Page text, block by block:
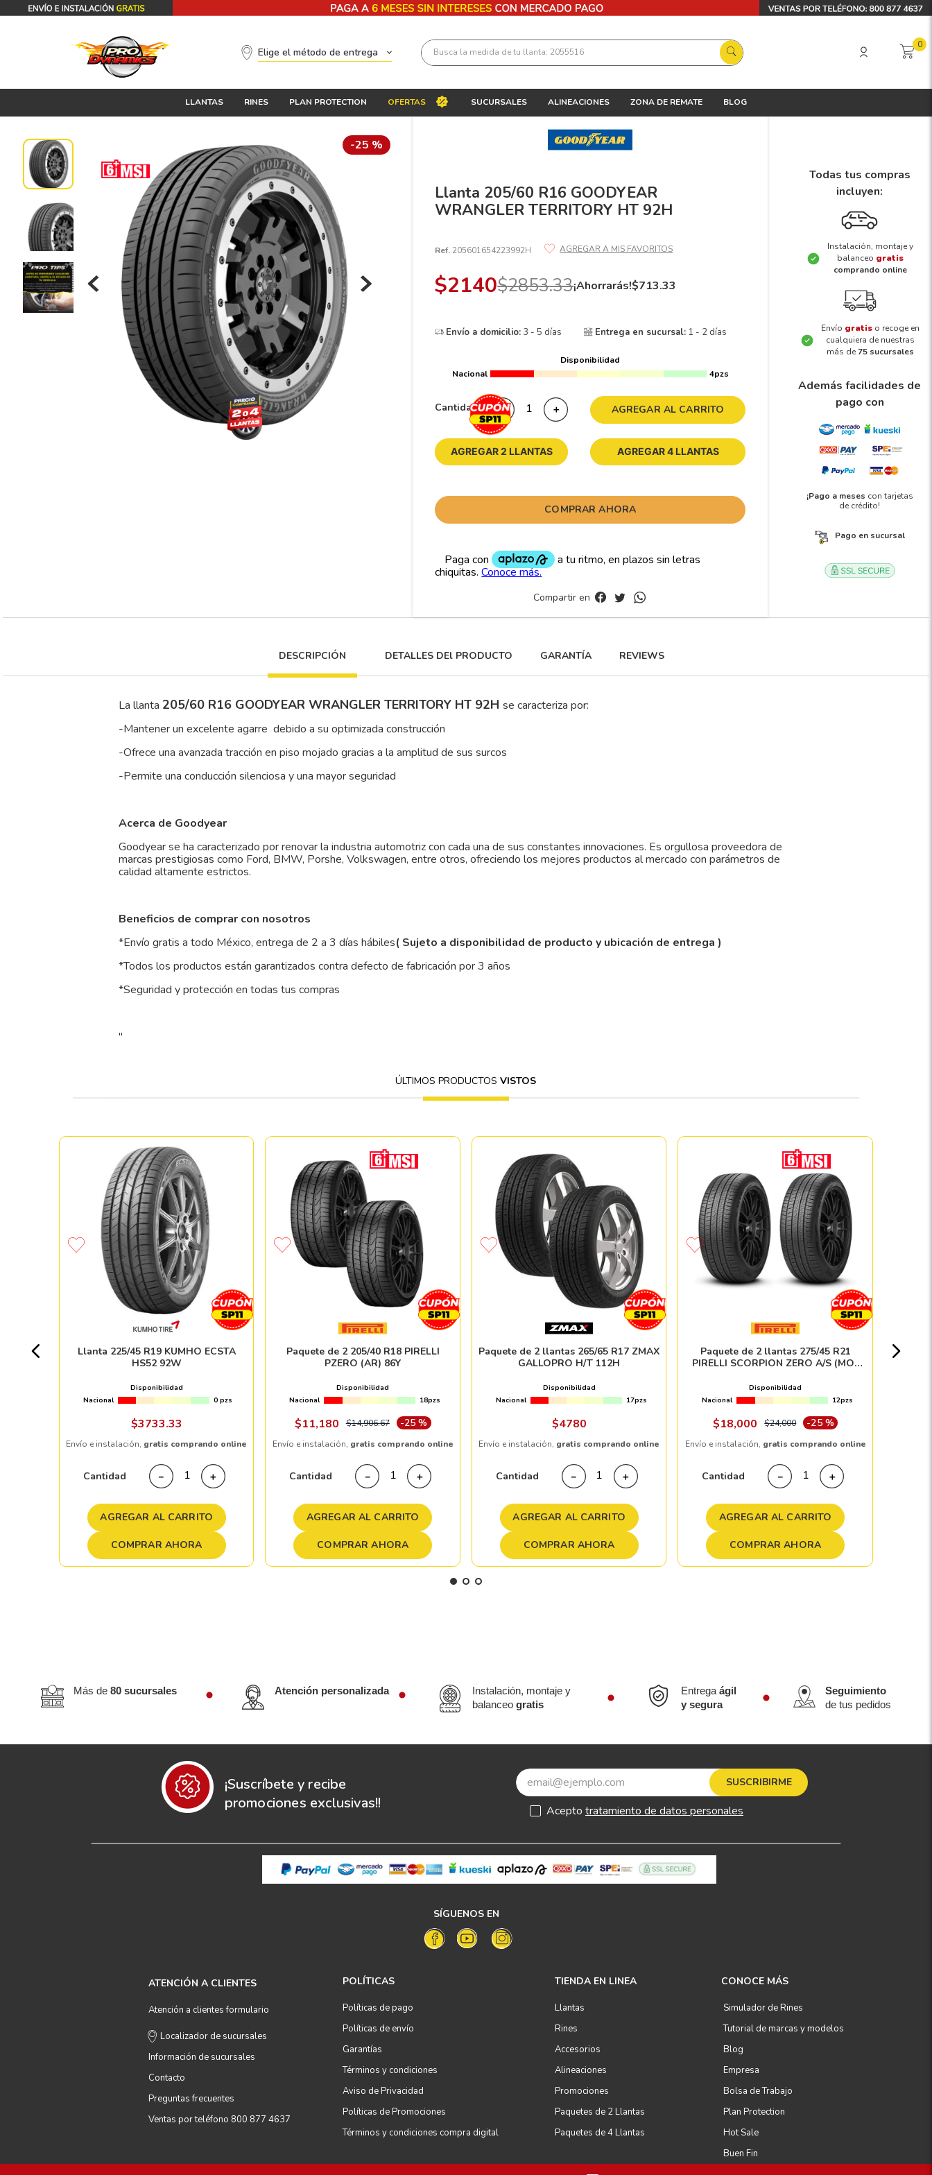
Elige el método de entrega Busca la medida de tu llanta: 2055516 0
LLANTAS RINES PLAN PROTECTION OFERTAS SUCURSALES ALINEACIONES ZONA DE REMATE BLOG
-25 %
Llanta 205/60 R16 GOODYEAR
WRANGLER TERRITORY HT 92H
Ref. 205601654223992H
$2140$2853.33¡Ahorrarás!$713.33
Envío a domicilio:3 - 5 días Entrega en sucursal: 1 - 2 días
Disponibilidad
Nacional
4pzs
Cantidad ＋
－ AGREGAR AL CARRITO
AGREGAR 2 LLANTAS AGREGAR 4 LLANTAS
COMPRAR AHORA
Compartir en
Todas tus compras
incluyen:
Instalación, montaje y
balanceo gratis
comprando online
Envío gratis o recoge en
cualquiera de nuestras
más de75 sucursales
Además facilidades de
pago con
¡Pago a meses con tarjetas
de crédito!
Pago en sucursal
DESCRIPCIÓN DETALLES DEl PRODUCTO GARANTÍA REVIEWS
La llanta 205/60 R16 GOODYEAR WRANGLER TERRITORY HT 92H se caracteriza por:
-Mantener un excelente agarre debido a su optimizada construcción
-Ofrece una avanzada tracción en piso mojado gracias a la amplitud de sus surcos
-Permite una conducción silenciosa y una mayor seguridad
Acerca de Goodyear
Goodyear se ha caracterizado por renovar la industria automotriz con cada una de sus constantes innovaciones. Es orgullosa proveedora de
marcas prestigiosas como Ford, BMW, Porshe, Volkswagen, entre otros, ofreciendo los mejores productos al mercado con parámetros de
calidad altamente estrictos.
Beneficios de comprar con nosotros
*Envío gratis a todo México, entrega de 2 a 3 días hábiles( Sujeto a disponibilidad de producto y ubicación de entrega )
*Todos los productos están garantizados contra defecto de fabricación por 3 años
*Seguridad y protección en todas tus compras
"
ÚLTIMOS PRODUCTOSVISTOS
Llanta 225/45 R19 KUMHO ECSTA
HS52 92W
Disponibilidad
Nacional
0 pzs
$3733.33
Envío e instalación, gratis comprando online
Cantidad ＋
－
AGREGAR AL CARRITO
COMPRAR AHORA
Paquete de 2 205/40 R18 PIRELLI
PZERO (AR) 86Y
Disponibilidad
Nacional
18pzs
$11,180 $14,906.67 -25 %
Envío e instalación, gratis comprando online
Cantidad ＋
－
AGREGAR AL CARRITO
COMPRAR AHORA
Paquete de 2 llantas 265/65 R17 ZMAX
GALLOPRO H/T 112H
Disponibilidad
Nacional
17pzs
$4780
Envío e instalación, gratis comprando online
Cantidad ＋
－
AGREGAR AL CARRITO
COMPRAR AHORA
Paquete de 2 llantas 275/45 R21
PIRELLI SCORPION ZERO A/S (MO-
Disponibilidad
Nacional
12pzs
$18,000 $24,000 -25 %
Envío e instalación, gratis comprando online
Cantidad ＋
－
AGREGAR AL CARRITO
COMPRAR AHORA
Más de 80 sucursales Atención personalizada
Instalación, montaje y
balanceogratis
Entregaágil
y segura
Seguimiento
de tus pedidos
¡Suscríbete y recibe
promociones exclusivas!!
SUSCRIBIRME
Acepto tratamiento de datos personales
SÍGUENOS EN
ATENCIÓN A CLIENTES
Atención a clientes formulario
Localizador de sucursales
Información de sucursales
Contacto
Preguntas frecuentes
Ventas por teléfono 800 877 4637
POLÍTICAS
Políticas de pago
Políticas de envío
Garantías
Términos y condiciones
Aviso de Privacidad
Políticas de Promociones
Términos y condiciones compra digital
TIENDA EN LINEA
Llantas
Rines
Accesorios
Alineaciones
Promociones
Paquetes de 2 Llantas
Paquetes de 4 Llantas
CONOCE MÁS
Simulador de Rines
Tutorial de marcas y modelos
Blog
Empresa
Bolsa de Trabajo
Plan Protection
Hot Sale
Buen Fin
Términos más buscados
195 65 15